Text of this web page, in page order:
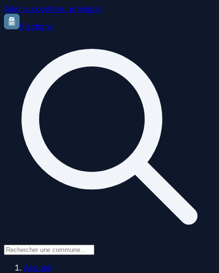
Aller au contenu principal
Elections
Accueil